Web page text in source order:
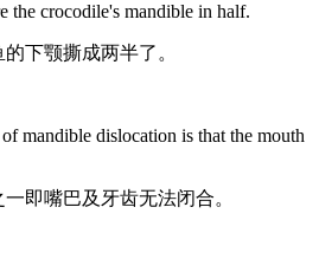
the crocodile's mandible in half.
下颚撕成两半了。
mandible dislocation is that the mouth
即嘴巴及牙齿无法闭合。